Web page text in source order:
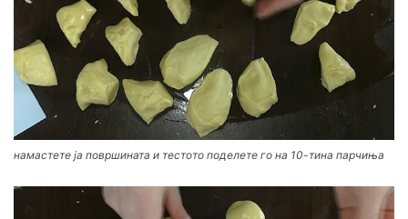
намастете ја површината и тестото поделете го на 10-тина парчиња